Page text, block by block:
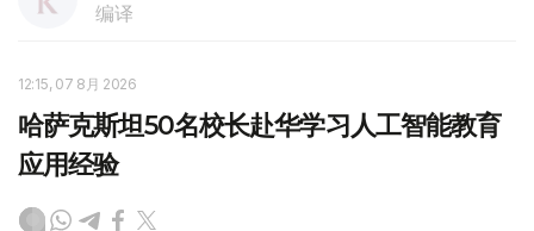
编译
12:15, 07 8月 2026
哈萨克斯坦50名校长赴华学习人工智能教育
应用经验